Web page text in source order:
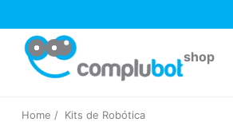
Home Kits de Robótica